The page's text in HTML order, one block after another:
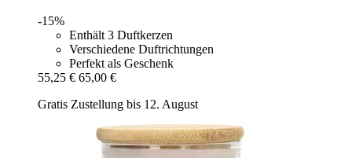
-15%
Enthält 3 Duftkerzen
Verschiedene Duftrichtungen
Perfekt als Geschenk
55,25 € 65,00 €
Gratis Zustellung bis 12. August